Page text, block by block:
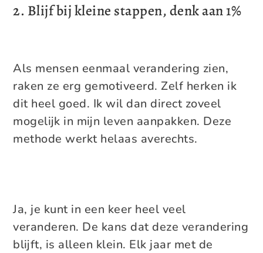
2. Blijf bij kleine stappen, denk aan 1%
Als mensen eenmaal verandering zien,
raken ze erg gemotiveerd. Zelf herken ik
dit heel goed. Ik wil dan direct zoveel
mogelijk in mijn leven aanpakken. Deze
methode werkt helaas averechts.
Ja, je kunt in een keer heel veel
veranderen. De kans dat deze verandering
blijft, is alleen klein. Elk jaar met de